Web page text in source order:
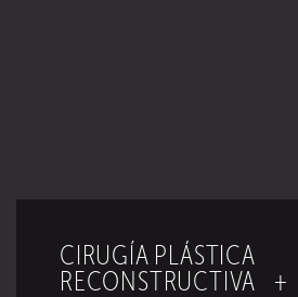
CIRUGÍA PLÁSTICA
RECONSTRUCTIVA +